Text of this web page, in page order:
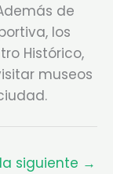
de
los
Histórico,
museos
siguiente →